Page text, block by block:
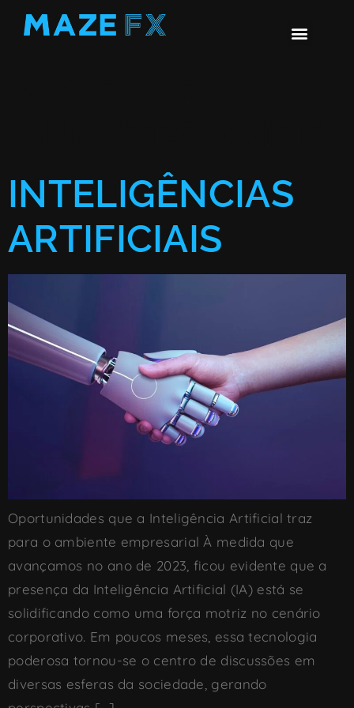
INTELIGÊNCIAS
ARTIFICIAIS
Oportunidades que a Inteligência Artificial traz
para o ambiente empresarial À medida que
avançamos no ano de 2023, ficou evidente que a
presença da Inteligência Artificial (IA) está se
solidificando como uma força motriz no cenário
corporativo. Em poucos meses, essa tecnologia
poderosa tornou-se o centro de discussões em
diversas esferas da sociedade, gerando